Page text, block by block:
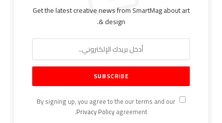
Get the latest creative news from SmartMag about art
& design.
By signing up, you agree to the our terms and our
Privacy Policyagreement.